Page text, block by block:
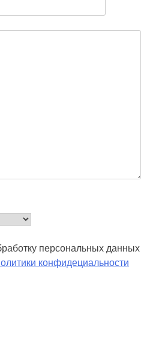
персональных данных
конфидециальности